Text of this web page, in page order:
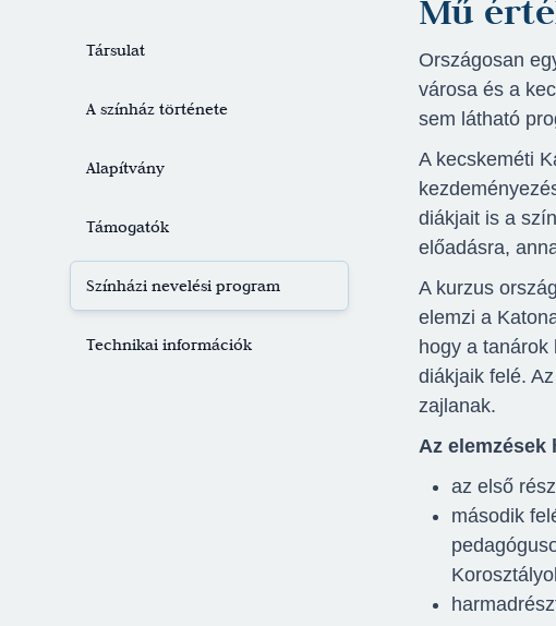
Társulat
A színház története
Alapítvány
Támogatók
Színházi nevelési program
Technikai információk
Mű
Országosan
városa és a
sem látható
A kecskeméti
diákjait is a
előadásra,
A kurzus
elemzi a
hogy a
diákjaik felé.
zajlanak.
Az elemzések
az első
második